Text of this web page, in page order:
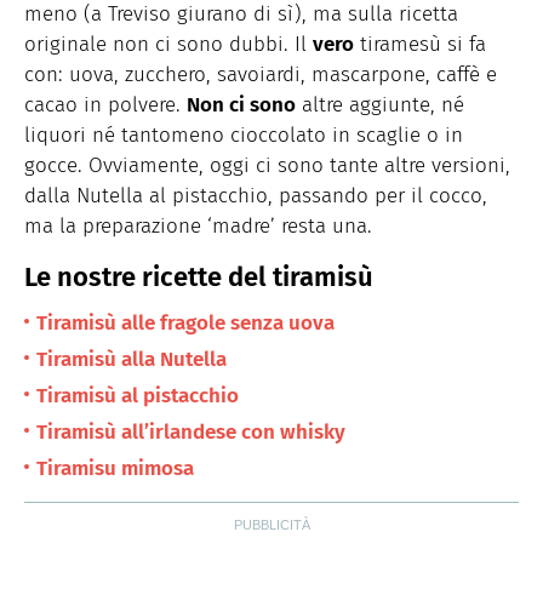
meno (a Treviso giurano di sì), ma sulla ricetta
originale non ci sono dubbi. Il vero tiramesù si fa
con: uova, zucchero, savoiardi, mascarpone, caffè e
cacao in polvere. Non ci sono altre aggiunte, né
liquori né tantomeno cioccolato in scaglie o in
gocce. Ovviamente, oggi ci sono tante altre versioni,
dalla Nutella al pistacchio, passando per il cocco,
ma la preparazione ‘madre’ resta una.
Le nostre ricette del tiramisù
Tiramisù alle fragole senza uova
Tiramisù alla Nutella
Tiramisù al pistacchio
Tiramisù all’irlandese con whisky
Tiramisu mimosa